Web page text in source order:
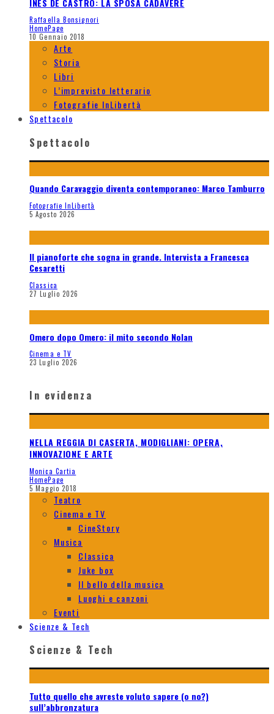
Raffaella Bonsignori
HomePage
10 Gennaio 2018
Arte
Storia
Libri
L’imprevisto letterario
Fotografie InLibertà
Spettacolo
Spettacolo
Quando Caravaggio diventa contemporaneo: Marco Tamburro
Fotografie InLibertà
5 Agosto 2026
Il pianoforte che sogna in grande. Intervista a Francesca
Cesaretti
Classica
27 Luglio 2026
Omero dopo Omero: il mito secondo Nolan
Cinema e TV
23 Luglio 2026
In evidenza
NELLA REGGIA DI CASERTA, MODIGLIANI: OPERA,
INNOVAZIONE E ARTE
Monica Cartia
HomePage
5 Maggio 2018
Teatro
Cinema e TV
CineStory
Musica
Classica
Juke box
Il bello della musica
Luoghi e canzoni
Eventi
Scienze & Tech
Scienze & Tech
Tutto quello che avreste voluto sapere (o no?)
sull’abbronzatura